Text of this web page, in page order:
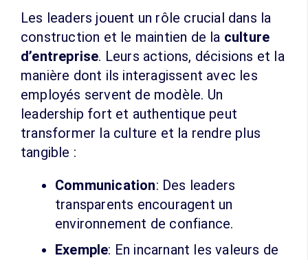
Les leaders jouent un rôle crucial dans la
construction et le maintien de la culture
d’entreprise. Leurs actions, décisions et la
manière dont ils interagissent avec les
employés servent de modèle. Un
leadership fort et authentique peut
transformer la culture et la rendre plus
tangible :
Communication: Des leaders
transparents encouragent un
environnement de confiance.
Exemple: En incarnant les valeurs de